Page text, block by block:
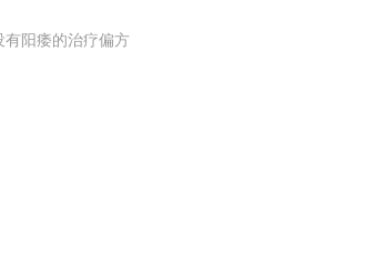
有阳痿的治疗偏方